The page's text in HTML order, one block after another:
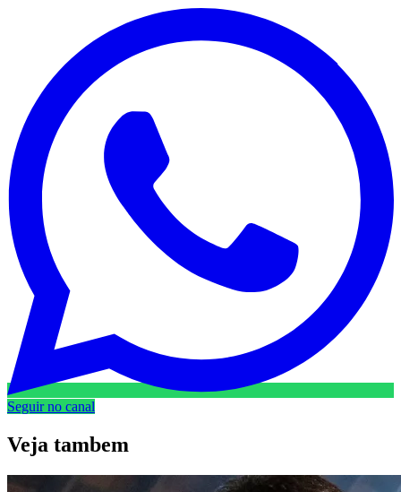
Seguir no canal
Veja tambem